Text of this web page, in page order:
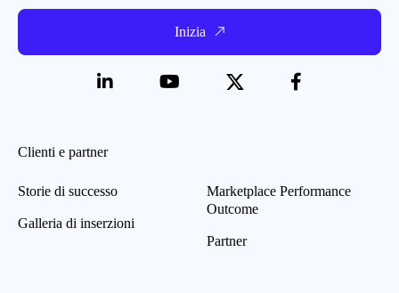
Inizia
Clienti e partner
Storie di successo
Galleria di inserzioni
Marketplace Performance
Outcome
Partner